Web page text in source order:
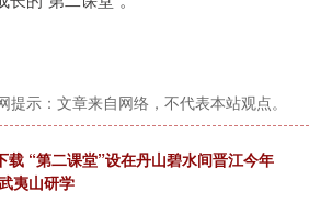
提示：文章来自网络，不代表本站观点。
载 “第二课堂”设在丹山碧水间晋江今年
夷山研学